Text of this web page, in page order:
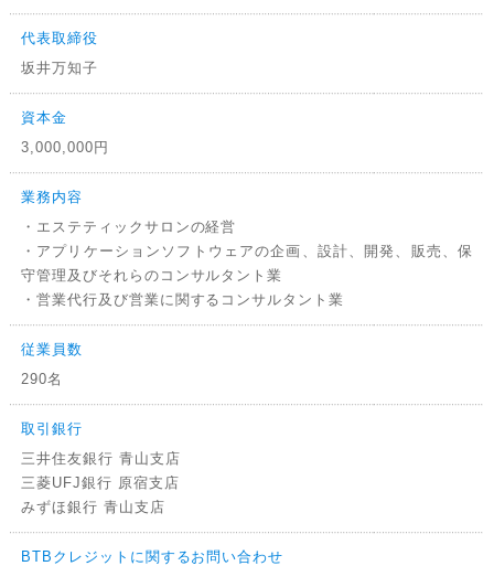
代表取締役
坂井万知子
資本金
3,000,000円
業務内容
・エステティックサロンの経営
・アプリケーションソフトウェアの企画、設計、開発、販売、保
守管理及びそれらのコンサルタント業
・営業代行及び営業に関するコンサルタント業
従業員数
290名
取引銀行
三井住友銀行 青山支店
三菱UFJ銀行 原宿支店
みずほ銀行 青山支店
BTBクレジットに関するお問い合わせ